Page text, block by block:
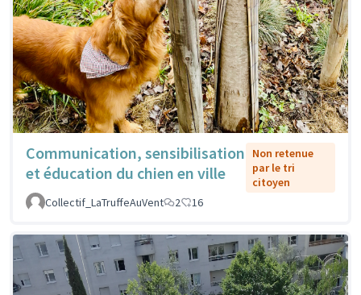
Communication, sensibilisation
et éducation du chien en ville
Non retenue
par le tri
citoyen
Collectif_LaTruffeAuVent
2 16